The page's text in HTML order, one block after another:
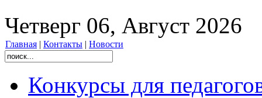
Четверг 06, Август 2026
Главная | Контакты | Новости
Конкурсы для